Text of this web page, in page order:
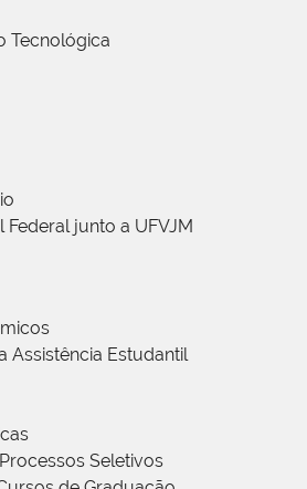
Tecnológica
junto a UFVJM
Assistência Estudantil
Seletivos